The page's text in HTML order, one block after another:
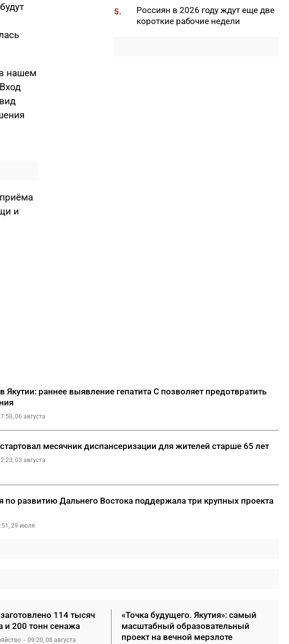
нашем
и
19:00
Авторы проектов «Ты в игре»
проведут спортивные
мероприятия в рамках Дня
5.
Россиян в 2026 году ждут еще две
короткие рабочие недели
Якутии: раннее выявление гепатита С позволяет предотвратить
06 августа
месячник диспансеризации для жителей старше 65 лет
03 августа
по развитию Дальнего Востока поддержала три крупных проекта
29 июля
114 тысяч
и 200 тонн сенажа
09:20, 08 августа
«Точка будущего. Якутия»: самый
масштабный образовательный
проект на вечной мерзлоте